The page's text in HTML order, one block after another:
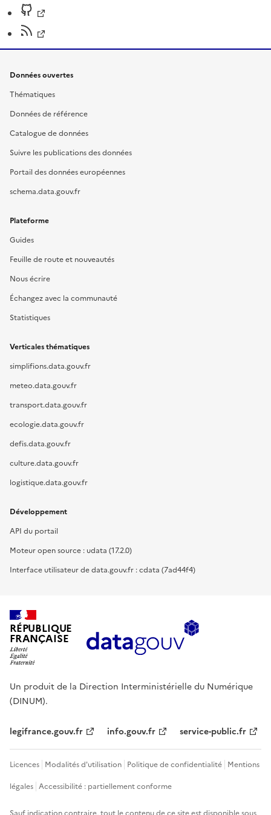
Données ouvertes
Thématiques
Données de référence
Catalogue de données
Suivre les publications des données
Portail des données européennes
schema.data.gouv.fr
Plateforme
Guides
Feuille de route et nouveautés
Nous écrire
Échangez avec la communauté
Statistiques
Verticales thématiques
simplifions.data.gouv.fr
meteo.data.gouv.fr
transport.data.gouv.fr
ecologie.data.gouv.fr
defis.data.gouv.fr
culture.data.gouv.fr
logistique.data.gouv.fr
Développement
API du portail
Moteur open source : udata (17.2.0)
Interface utilisateur de data.gouv.fr : cdata (7ad44f4)
RÉPUBLIQUE
FRANÇAISE
Un produit de la Direction Interministérielle du Numérique
(DINUM).
legifrance.gouv.fr info.gouv.fr service-public.fr
Licences Modalités d'utilisation Politique de confidentialité Mentions
légales Accessibilité : partiellement conforme